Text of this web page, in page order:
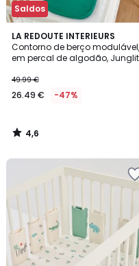
Saldos
LA REDOUTE INTERIEURS
Contorno de berço modulável,
em percal de algodão,
49.99 €
26.49 € -47%
4,6
/ 5
4,6
/